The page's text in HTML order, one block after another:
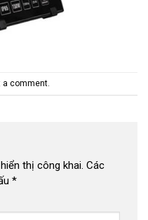
a comment.
thị công khai. Các
*